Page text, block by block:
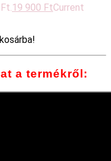
19 900 FtCurrent
a termékről: